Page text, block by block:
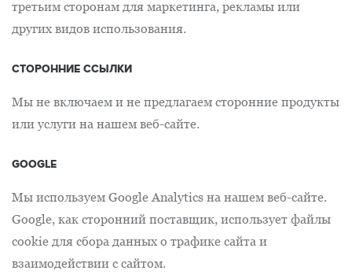
третьим сторонам для маркетинга, рекламы или
других видов использования.
СТОРОННИЕ ССЫЛКИ
Мы не включаем и не предлагаем сторонние продукты
или услуги на нашем веб-сайте.
GOOGLE
Мы используем Google Analytics на нашем веб-сайте.
Google, как сторонний поставщик, использует файлы
cookie для сбора данных о трафике сайта и
взаимодействии с сайтом.